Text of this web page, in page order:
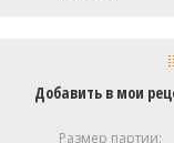
Добавить в мои
Размер партии: